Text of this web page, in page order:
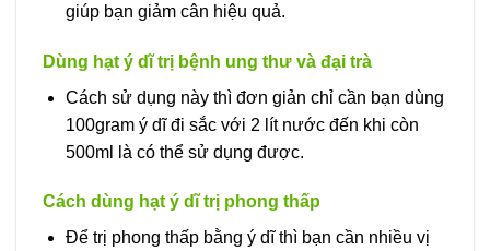
giúp bạn giảm cân hiệu quả.
Dùng hạt ý dĩ trị bệnh ung thư và đại trà
Cách sử dụng này thì đơn giản chỉ cần bạn dùng
100gram ý dĩ đi sắc với 2 lít nước đến khi còn
500ml là có thể sử dụng được.
Cách dùng hạt ý dĩ trị phong thấp
Để trị phong thấp bằng ý dĩ thì bạn cần nhiều vị